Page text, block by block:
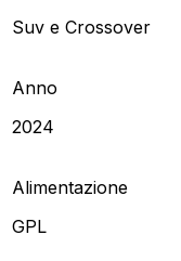
Suv e Crossover
Anno
2024
Alimentazione
GPL